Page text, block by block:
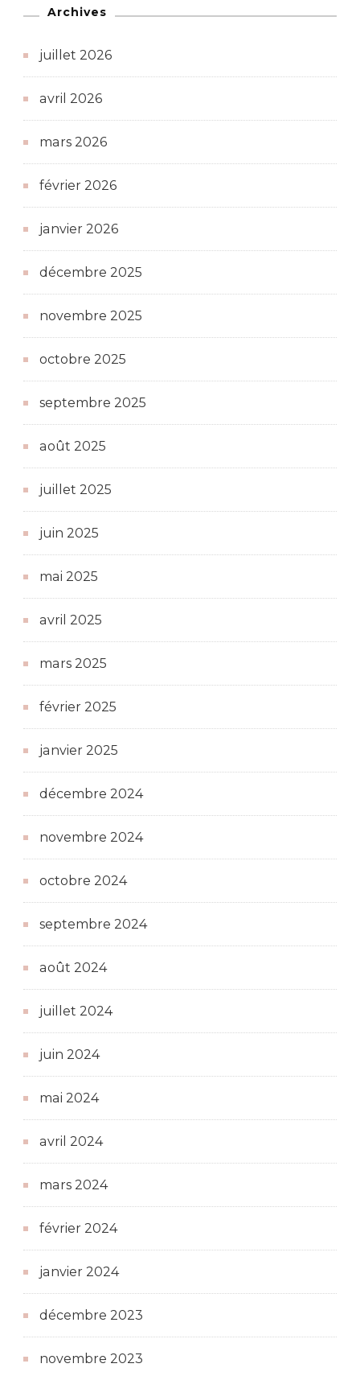
Archives
juillet 2026
avril 2026
mars 2026
février 2026
janvier 2026
décembre 2025
novembre 2025
octobre 2025
septembre 2025
août 2025
juillet 2025
juin 2025
mai 2025
avril 2025
mars 2025
février 2025
janvier 2025
décembre 2024
novembre 2024
octobre 2024
septembre 2024
août 2024
juillet 2024
juin 2024
mai 2024
avril 2024
mars 2024
février 2024
janvier 2024
décembre 2023
novembre 2023